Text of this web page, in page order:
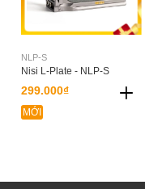
NLP-S
Nisi L-Plate - NLP-S
299.000₫
MỚI